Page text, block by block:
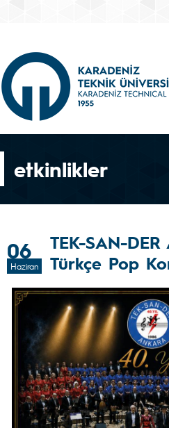
etkinlikler
06
Haziran
TEK-SAN-DER
Türkçe Pop